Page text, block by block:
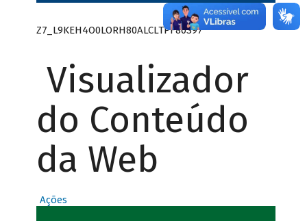
Z7_L9KEH4O0LORH80ALCLTPF80S97
Visualizador
do Conteúdo
da Web
Ações